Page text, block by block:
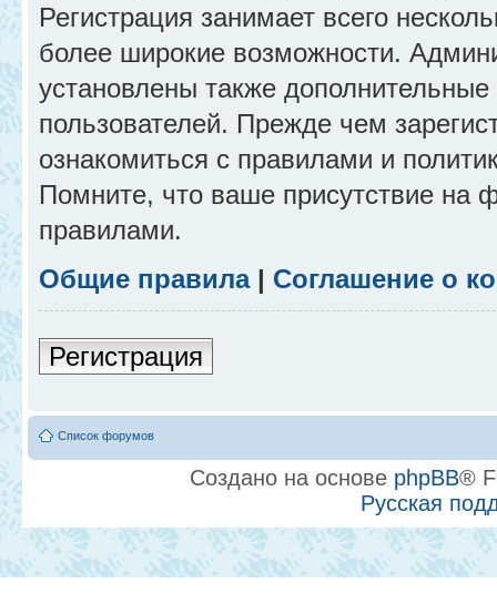
Регистрация занимает всего
более широкие возможности.
установлены также
пользователей. Прежде чем
ознакомиться с правилами и
Помните, что ваше присутствие на
правилами.
Общие правила| Соглашение о
Регистрация
Список форумов
Создано на основе phpBB®
Русская